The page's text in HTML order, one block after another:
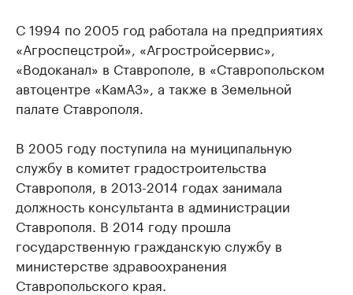
С 1994 по 2005 год работала на предприятиях
«Агроспецстрой», «Агростройсервис»,
«Водоканал» в Ставрополе, в «Ставропольском
автоцентре «КамАЗ», а также в Земельной
палате Ставрополя.
В 2005 году поступила на муниципальную
службу в комитет градостроительства
Ставрополя, в 2013-2014 годах занимала
должность консультанта в администрации
Ставрополя. В 2014 году прошла
государственную гражданскую службу в
министерстве здравоохранения
Ставропольского края.